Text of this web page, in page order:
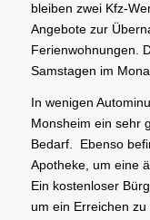
bleiben zwei Kfz-
Angebote zur
Ferienwohnungen.
Samstagen im
In wenigen
Monsheim ein sehr
Bedarf. Ebenso
Apotheke, um eine
Ein kostenloser
um ein Erreichen zu